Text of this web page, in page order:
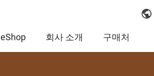
eShop 회사 소개 구매처